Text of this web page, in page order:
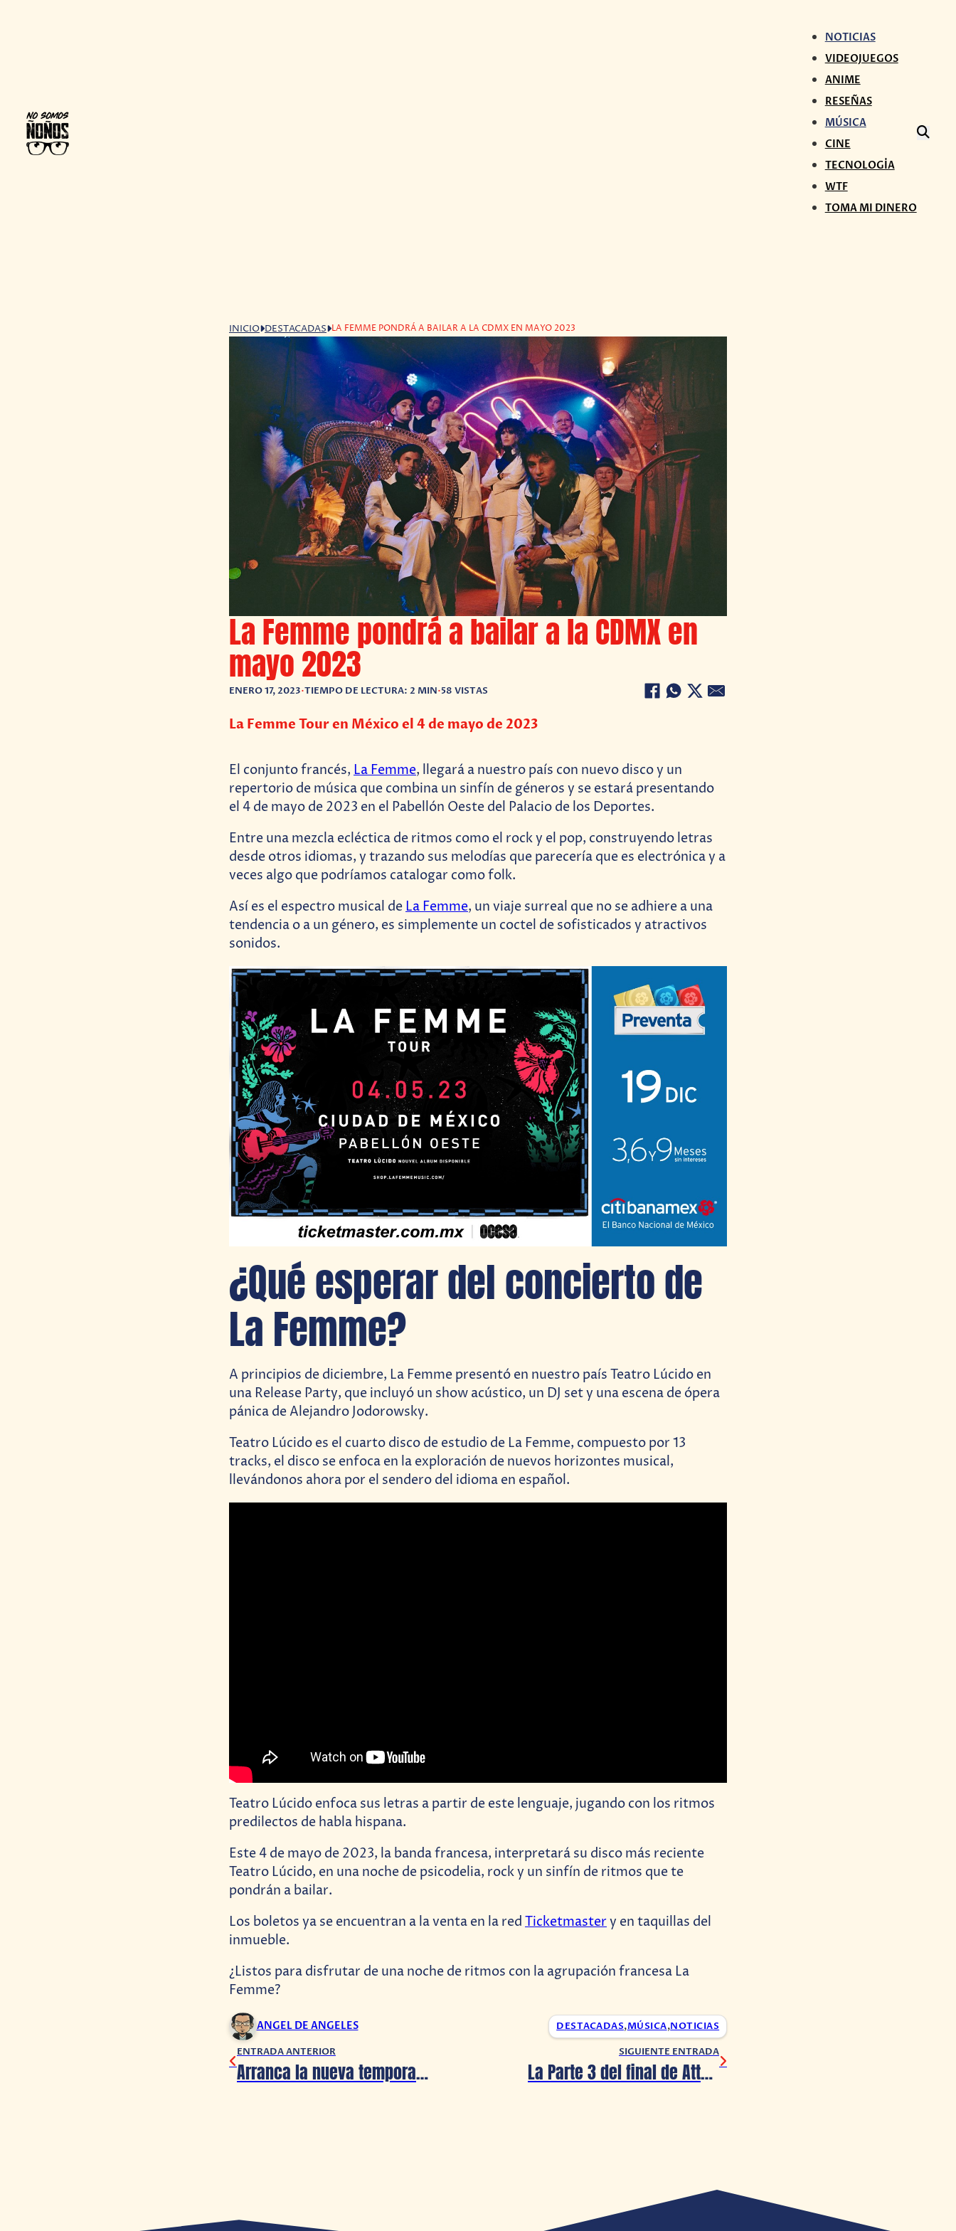
NOTICIAS
VIDEOJUEGOS
ANIME
RESEÑAS
MÚSICA
CINE
TECNOLOGÍA
WTF
TOMA MI DINERO
INICIO DESTACADAS LA FEMME PONDRÁ A BAILAR A LA CDMX EN MAYO 2023
La Femme pondrá a bailar a la CDMX en
mayo 2023
ENERO 17, 2023•TIEMPO DE LECTURA: 2 MIN•58 VISTAS
La Femme Tour en México el 4 de mayo de 2023
El conjunto francés, La Femme, llegará a nuestro país con nuevo disco y un
repertorio de música que combina un sinfín de géneros y se estará presentando
el 4 de mayo de 2023 en el Pabellón Oeste del Palacio de los Deportes.
Entre una mezcla ecléctica de ritmos como el rock y el pop, construyendo letras
desde otros idiomas, y trazando sus melodías que parecería que es electrónica y a
veces algo que podríamos catalogar como folk.
Así es el espectro musical deLa Femme, un viaje surreal que no se adhiere a una
tendencia o a un género, es simplemente un coctel de sofisticados y atractivos
sonidos.
¿Qué esperar del concierto de
La Femme?
A principios de diciembre, La Femme presentó en nuestro país Teatro Lúcido en
una Release Party, que incluyó un show acústico, un DJ set y una escena de ópera
pánica de Alejandro Jodorowsky.
Teatro Lúcido es el cuarto disco de estudio de La Femme, compuesto por 13
tracks, el disco se enfoca en la exploración de nuevos horizontes musical,
llevándonos ahora por el sendero del idioma en español.
Teatro Lúcido enfoca sus letras a partir de este lenguaje, jugando con los ritmos
predilectos de habla hispana.
Este 4 de mayo de 2023, la banda francesa, interpretará su disco más reciente
Teatro Lúcido, en una noche de psicodelia, rock y un sinfín de ritmos que te
pondrán a bailar.
Los boletos ya se encuentran a la venta en la red Ticketmastery en taquillas del
inmueble.
¿Listos para disfrutar de una noche de ritmos con la agrupación francesa La
Femme?
ANGEL DE ANGELES DESTACADAS,MÚSICA,NOTICIAS
ENTRADA ANTERIOR
Arranca la nueva temporada Back to the Club en eFootball 2023
SIGUIENTE ENTRADA
La Parte 3 del final de Attack on Titan se dividirá en dos partes